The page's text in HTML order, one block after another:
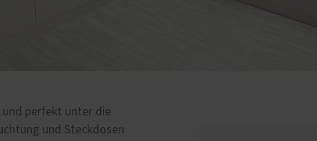
und perfekt unter die
und Steckdosen